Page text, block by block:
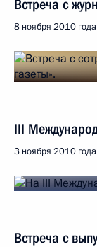
Встреча с
8 ноября 2010 года
III
3 ноября 2010 года
Встреча с